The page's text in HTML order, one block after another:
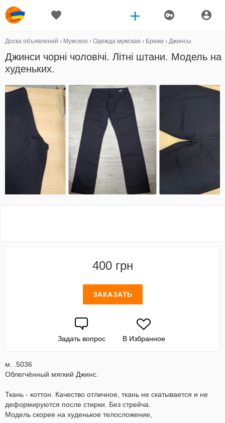
Доска объявлений › Мужское › Одежда мужская › Брюки › Джинсы
Джинси чорні чоловічі. Літні штани. Модель на
худеньких.
400 грн
ЗАКАЗАТЬ
Задать вопрос В Избранное
м. .5036
Облегчённый мягкий Джинс.
Ткань - коттон. Качество отличное, ткань не скатывается и не
деформируются после стирки. Без стрейча.
Модель скорее на худенькое телосложение,